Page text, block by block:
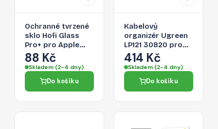
Ochranné tvrzené
sklo Hofi Glass
Pro+ pro Apple
iPhone 11
88 Kč
Skladem (2-4 dny)
Do košíku
Kabelový
organizér Ugreen
LP121 30820 pro
kabely - černá
414 Kč
Skladem (2-4 dny)
Do košíku